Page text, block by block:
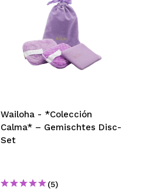
Wailoha - *Colección
Calma* – Gemischtes Disc-
Set
(5)